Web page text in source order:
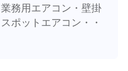
務用エアコン・壁掛
ポットエアコン・・